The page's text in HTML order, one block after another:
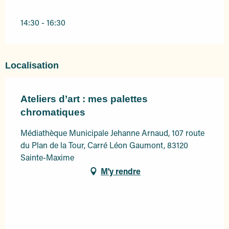
14:30 - 16:30
Localisation
Ateliers d’art : mes palettes
chromatiques
Médiathèque Municipale Jehanne Arnaud, 107 route
du Plan de la Tour, Carré Léon Gaumont, 83120
Sainte-Maxime
M'y rendre